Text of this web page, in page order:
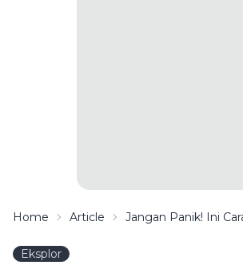
Home Article Jangan Panik! Ini
Eksplor